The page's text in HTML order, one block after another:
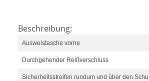
Beschreibung:
Ausweistasche vorne
Durchgehender Reißverschluss
Sicherheitsstreifen rundum und über den